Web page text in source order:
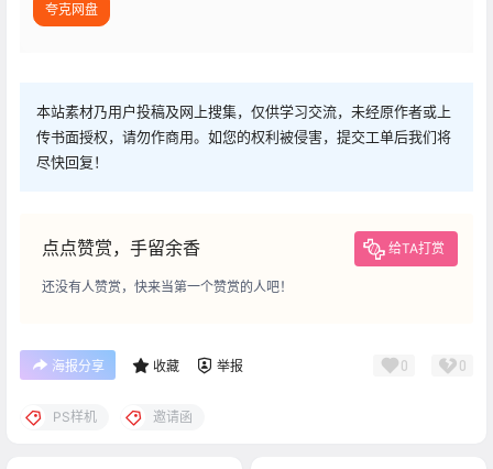
夸克网盘
本站素材乃用户投稿及网上搜集，仅供学习交流，未经原作者或上
传书面授权，请勿作商用。如您的权利被侵害，提交工单后我们将
尽快回复！
点点赞赏，手留余香 给TA打赏
还没有人赞赏，快来当第一个赞赏的人吧！
海报分享 收藏 举报 0 0
PS样机 邀请函